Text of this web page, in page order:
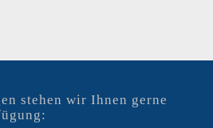
stehen wir Ihnen gerne